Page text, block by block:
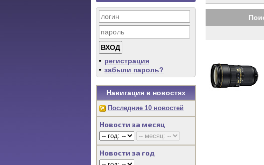
• регистрация
• забыли пароль?
Навигация в новостях
Последние 10 новостей
Новости за месяц
Новости за год